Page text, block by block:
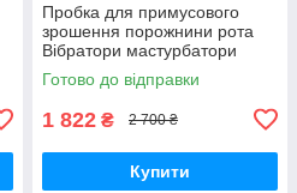
Пробка для примусового
зрошення порожнини рота
Вібратори мастурбатори
секс-шоп
Готово до відправки
1 822 ₴ 2 700 ₴
Купити